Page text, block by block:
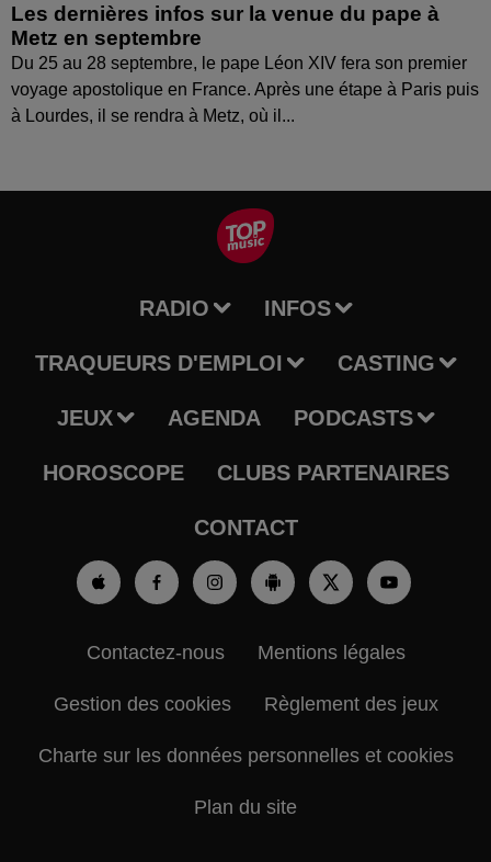
Les dernières infos sur la venue du pape à
Metz en septembre
Du 25 au 28 septembre, le pape Léon XIV fera son premier
voyage apostolique en France. Après une étape à Paris puis
à Lourdes, il se rendra à Metz, où il...
RADIO INFOS
TRAQUEURS D'EMPLOI CASTING
JEUX AGENDA PODCASTS
HOROSCOPE CLUBS PARTENAIRES
CONTACT
Contactez-nous Mentions légales
Gestion des cookies Règlement des jeux
Charte sur les données personnelles et cookies
Plan du site